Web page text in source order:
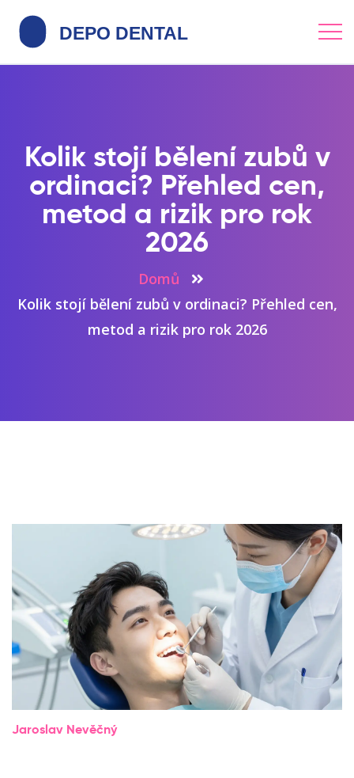
Kolik stojí bělení zubů v
ordinaci? Přehled cen,
metod a rizik pro rok
2026
Domů
Kolik stojí bělení zubů v ordinaci? Přehled cen,
metod a rizik pro rok 2026
Jaroslav Nevěčný